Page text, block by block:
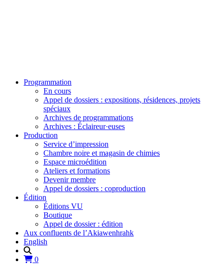
Programmation
En cours
Appel de dossiers : expositions, résidences, projets
spéciaux
Archives de programmations
Archives : Éclaireur·euses
Production
Service d’impression
Chambre noire et magasin de chimies
Espace microédition
Ateliers et formations
Devenir membre
Appel de dossiers : coproduction
Édition
Éditions VU
Boutique
Appel de dossier : édition
Aux confluents de l’Akiawenhrahk
English
0